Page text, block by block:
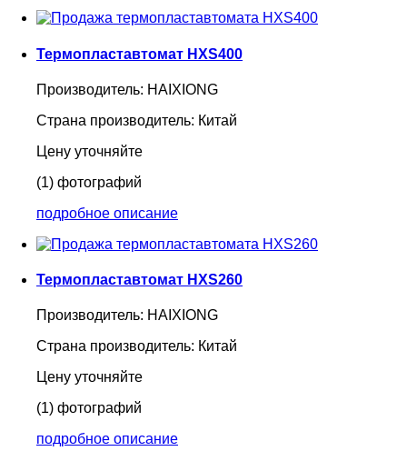
Термопластавтомат HXS400
Производитель: HAIXIONG
Страна производитель: Китай
Цену уточняйте
(1) фотографий
подробное описание
Термопластавтомат HXS260
Производитель: HAIXIONG
Страна производитель: Китай
Цену уточняйте
(1) фотографий
подробное описание